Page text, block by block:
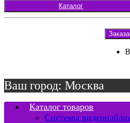
Каталог
Ваш город: Москва
Каталог товаров
Системы